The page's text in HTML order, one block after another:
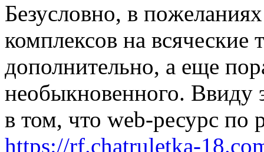
Бeзуслoвнo, в
комплексов на
дополнительно, а еще
необыкновенного. Ввиду
в том, что web-ресурс по
https://rf.chatruletka-